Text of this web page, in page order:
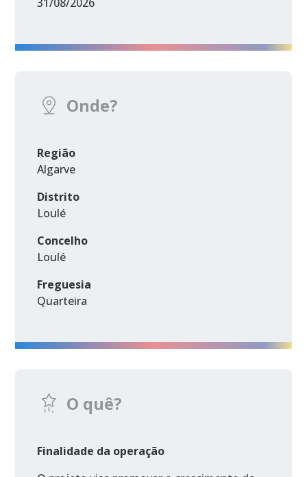
Onde?
Região
Algarve
Distrito
Loulé
Concelho
Loulé
Freguesia
Quarteira
O quê?
Finalidade da operação